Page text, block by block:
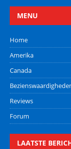
MENU
Home
Amerika
Canada
Reviews
Forum
LAATSTE